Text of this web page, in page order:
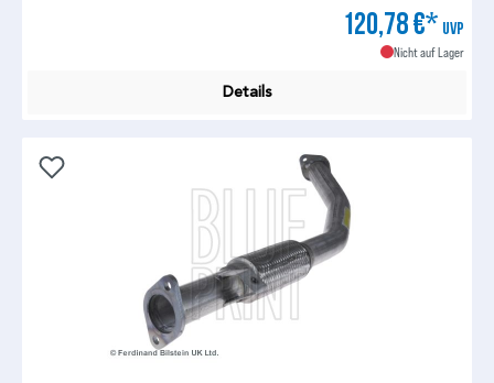
120,78 €* UVP
Nicht auf Lager
Details